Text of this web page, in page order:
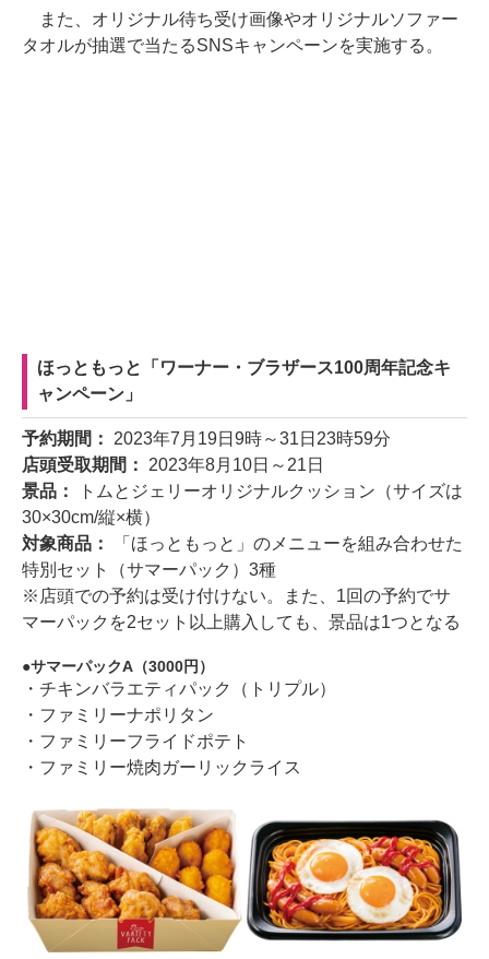
また、オリジナル待ち受け画像やオリジナルソファー
タオルが抽選で当たるSNSキャンペーンを実施する。
ほっともっと「ワーナー・ブラザース100周年記念キ
ャンペーン」
予約期間： 2023年7月19日9時～31日23時59分
店頭受取期間： 2023年8月10日～21日
景品：
トムとジェリーオリジナルクッション（サイズは
30×30cm/縦×横）
対象商品：
「ほっともっと」のメニューを組み合わせた
特別セット（サマーパック）3種
※店頭での予約は受け付けない。また、1回の予約でサ
マーパックを2セット以上購入しても、景品は1つとなる
サマーパックA（3000円）
・チキンバラエティパック（トリプル）
・ファミリーナポリタン
・ファミリーフライドポテト
・ファミリー焼肉ガーリックライス